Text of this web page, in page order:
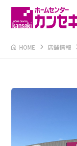
HOME 店舗情報